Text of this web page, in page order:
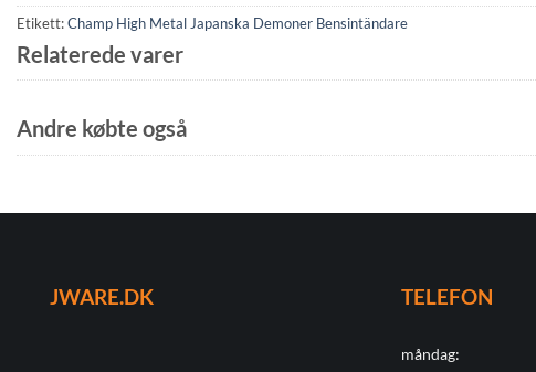
Etikett:Champ High Metal Japanska Demoner Bensintändare
Relaterede varer
Andre købte også
JWARE.DK TELEFON
måndag: